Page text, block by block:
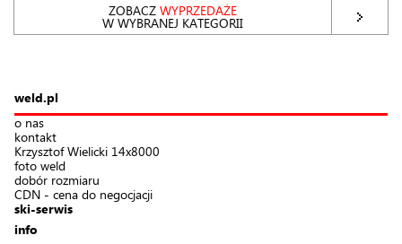
ZOBACZWYPRZEDAŻE
W WYBRANEJ KATEGORII
weld.pl
o nas
kontakt
Krzysztof Wielicki 14x8000
foto weld
dobór rozmiaru
CDN - cena do negocjacji
ski-serwis
info